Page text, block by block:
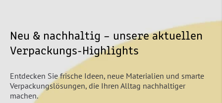
Neu & nachhaltig – unsere aktuellen
Verpackungs-Highlights
Entdecken Sie frische Ideen, neue Materialien und smarte
Verpackungslösungen, die Ihren Alltag nachhaltiger
machen.